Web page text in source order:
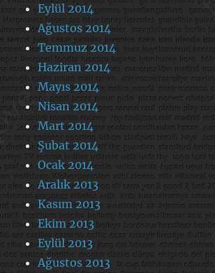
Eylül 2014
Ağustos 2014
Temmuz 2014
Haziran 2014
Mayıs 2014
Nisan 2014
Mart 2014
Şubat 2014
Ocak 2014
Aralık 2013
Kasım 2013
Ekim 2013
Eylül 2013
Ağustos 2013